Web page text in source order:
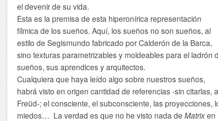
el devenir de su vida.
Esta es la premisa de esta hiperonírica representación
fílmica de los sueños. Aquí, los sueños no son sueños, al
estilo de Segismundo fabricado por Calderón de la Barca,
sino texturas parametrizables y moldeables para el ladrón
sueños, sus aprendices y arquitectos.
Cualquiera que haya leído algo sobre nuestros sueños,
habrá visto en origen cantidad de referencias -sin citarlas,
Freüd-; el consciente, el subconsciente, las proyecciones,
miedos… La verdad es que no he visto nada deMatrixen